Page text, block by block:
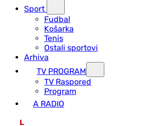
Sport
Fudbal
Košarka
Tenis
Ostali sportovi
Arhiva
TV PROGRAM
ТV Raspored
Program
A RADIO
L